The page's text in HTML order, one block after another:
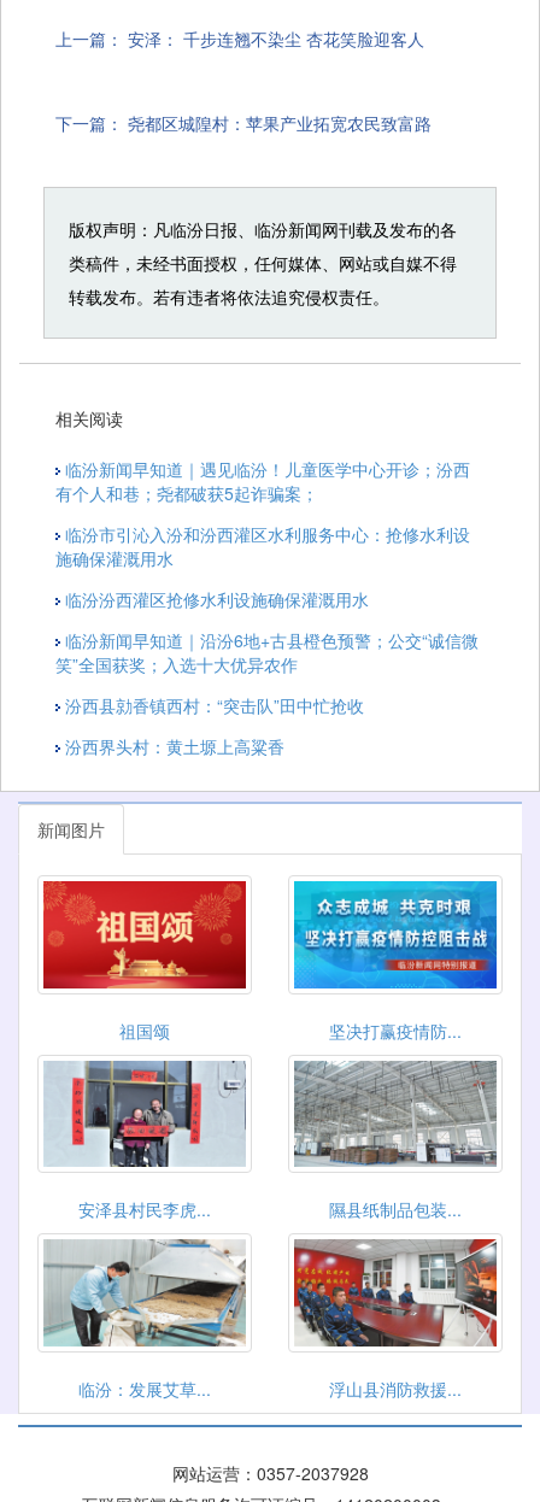
上一篇： 安泽： 千步连翘不染尘 杏花笑脸迎客人
下一篇： 尧都区城隍村：苹果产业拓宽农民致富路
版权声明：凡临汾日报、临汾新闻网刊载及发布的各
类稿件，未经书面授权，任何媒体、网站或自媒不得
转载发布。若有违者将依法追究侵权责任。
相关阅读
临汾新闻早知道｜遇见临汾！儿童医学中心开诊；汾西
有个人和巷；尧都破获5起诈骗案；
临汾市引沁入汾和汾西灌区水利服务中心：抢修水利设
施确保灌溉用水
临汾汾西灌区抢修水利设施确保灌溉用水
临汾新闻早知道｜沿汾6地+古县橙色预警；公交“诚信微
笑”全国获奖；入选十大优异农作
汾西县勍香镇西村：“突击队”田中忙抢收
汾西界头村：黄土塬上高粱香
新闻图片
祖国颂 坚决打赢疫情防...
安泽县村民李虎... 隰县纸制品包装...
临汾：发展艾草... 浮山县消防救援...
网站运营： 0357-2037928